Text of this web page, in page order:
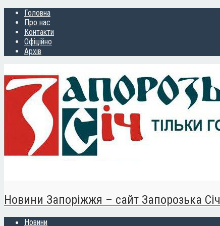
Головна
Про нас
Контакти
Офіційно
Архів
Новини Запоріжжя – сайт Запорозька Січ
Новини